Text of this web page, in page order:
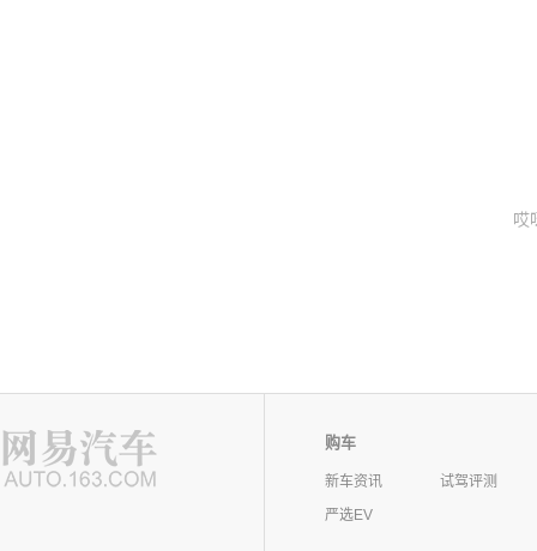
哎
购车
新车资讯
试驾评测
严选EV